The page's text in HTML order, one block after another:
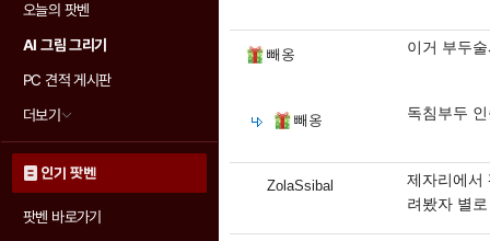
오늘의 팟벤
AI 그림 그리기
PC 견적 게시판
더보기
인기 팟벤
팟벤 바로가기
빼옹 이거 부두
빼옹 독침부두
ZolaSsibal
제자리에서
려봤자 별로